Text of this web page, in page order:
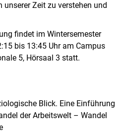
unserer Zeit zu verstehen und
findet im Wintersemester
bis 13:45 Uhr am Campus
5, Hörsaal 3 statt.
Blick. Eine Einführung
der Arbeitswelt – Wandel